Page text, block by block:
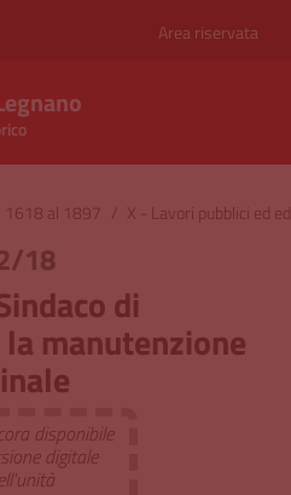
Area riservata
1618 al 1897 / X - Lavori pubblici ed
18
di
manutenzione
disponibile
digitale